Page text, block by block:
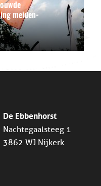
meiden-
De Ebbenhorst
Nachtegaalsteeg 1
3862 WJ Nijkerk